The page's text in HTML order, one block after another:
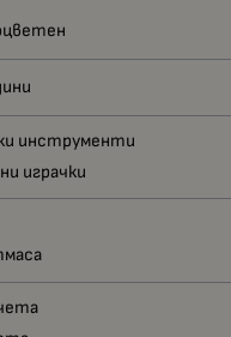
инструменти
играчки